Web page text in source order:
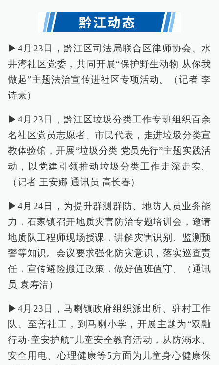
▶4月23日，黔江区司法局联合区律师协会、水
井湾社区党委，共同开展“保护野生动物 从你我
做起”主题法治宣传进社区专项活动。（记者 李
诗素）
▶4月23日，黔江区垃圾分类工作专班组织百余
名社区党员志愿者、市民代表，走进垃圾分类宣
教体验馆，开展“垃圾分类 党员先行”主题实践活
动，以党建引领推动垃圾分类工作走深走实。
（记者 王安娜 通讯员 高长春）
▶4月24日，为提升群测群防、地防人员业务能
力，石家镇召开地质灾害防治专题培训会，邀请
地质队工程师现场授课，讲解灾害识别、监测预
警等知识。会议要求强化防灾意识，落实巡查责
任，宣传避险搬迁政策，做好值班值守。（通讯
员 袁寿洁）
▶4月23日，马喇镇政府组织派出所、驻村工作
队、至善社工，到马喇小学，开展主题为“双融
行动·童安护航”儿童安全教育活动，从防溺水、
安全用电、心理健康等5方面为儿童身心健康保